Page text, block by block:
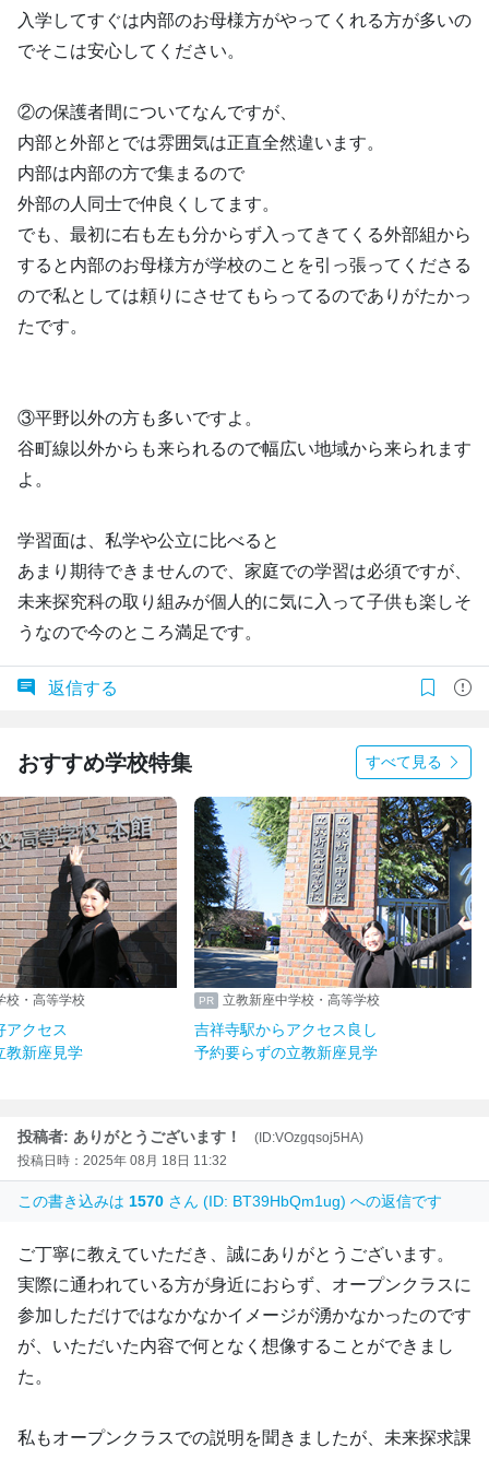
入学してすぐは内部のお母様方がやってくれる方が多いの
でそこは安心してください。
②の保護者間についてなんですが、
内部と外部とでは雰囲気は正直全然違います。
内部は内部の方で集まるので
外部の人同士で仲良くしてます。
でも、最初に右も左も分からず入ってきてくる外部組から
すると内部のお母様方が学校のことを引っ張ってくださる
ので私としては頼りにさせてもらってるのでありがたかっ
たです。
③平野以外の方も多いですよ。
谷町線以外からも来られるので幅広い地域から来られます
よ。
学習面は、私学や公立に比べると
あまり期待できませんので、家庭での学習は必須ですが、
未来探究科の取り組みが個人的に気に入って子供も楽しそ
うなので今のところ満足です。
返信する
おすすめ学校特集 すべて見る
立教新座中学校・高等学校
豊洲駅からも好アクセス
予約要らずの立教新座見学
立教新座中学校・高等学
吉祥寺駅からアクセス良
予約要らずの立教新座見
投稿者: ありがとうございます！
(ID:VOzgqsoj5HA)
投稿日時：2025年 08月 18日 11:32
この書き込みは 1570 さん (ID: BT39HbQm1ug) への返信です
ご丁寧に教えていただき、誠にありがとうございます。
実際に通われている方が身近におらず、オープンクラスに
参加しただけではなかなかイメージが湧かなかったのです
が、いただいた内容で何となく想像することができまし
た。
私もオープンクラスでの説明を聞きましたが、未来探求課